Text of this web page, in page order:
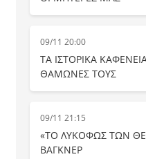
09/11 20:00
ΤΑ ΙΣΤΟΡΙΚΑ
ΘΑΜΩΝΕΣ ΤΟΥΣ
09/11 21:15
«ΤΟ ΛΥΚΟΦΩΣ ΤΩΝ
ΒΑΓΚΝΕΡ